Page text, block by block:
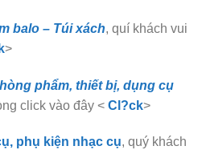
balo – Túi xách, quí khách vui
>
phẩm, thiết bị, dụng cụ
click vào đây < Cl?ck>
phụ kiện nhạc cụ, quý khách